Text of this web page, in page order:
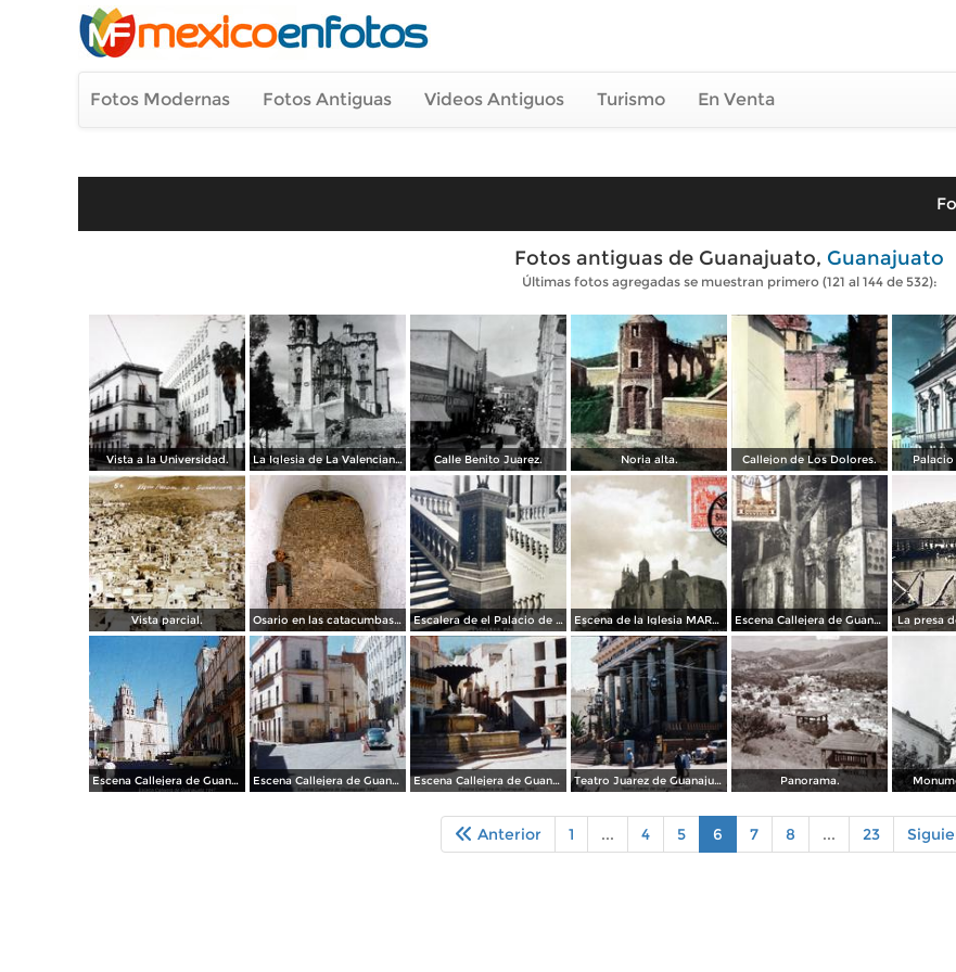
Fotos Modernas Fotos Antiguas Videos Antiguos Turismo En Venta
Fotos antiguas de Guanajuato, Guanajuato
Últimas fotos agregadas se muestran primero (121 al 144 de 532):
Vista a la Universidad. La Iglesia de La Valenciana.. Calle Benito Juarez. Noria alta. Callejon de Los Dolores.
Vista parcial. Osario en las catacumbas de Guanajuato (1958) Escalera de el Palacio de gobierno de Guanajuato ( Circulada el 10 de Septiembre de 1932 ). Escena de la Iglesia MARFIL Guanajuato ( Circulada el 5 de Noviembre de 1932 ). Escena Callejera de Guanajuato ( Circulada el 19 de Marzo de 1932 ). La presa
Escena Callejera de Guanajuato (c. 1953). Escena Callejera de Guanajuato (c. 1953). Escena Callejera de Guanajuato (c. 1953). Teatro Juarez de Guanajuato (c. 1953) Panorama.
Anterior 1 ... 4 5 6 7 8 ... 23